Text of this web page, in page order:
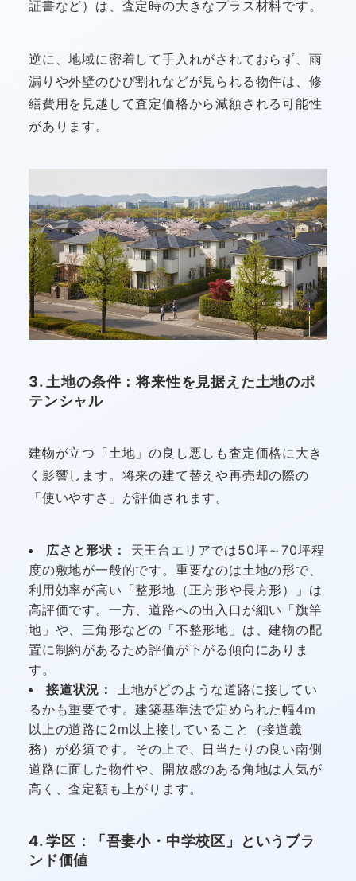
証書など）は、査定時の大きなプラス材料です。
逆に、地域に密着して手入れがされておらず、雨
漏りや外壁のひび割れなどが見られる物件は、修
繕費用を見越して査定価格から減額される可能性
があります。
3. 土地の条件：将来性を見据えた土地のポ
テンシャル
建物が立つ「土地」の良し悪しも査定価格に大き
く影響します。将来の建て替えや再売却の際の
「使いやすさ」が評価されます。
広さと形状：
天王台エリアでは50坪～70坪程
度の敷地が一般的です。重要なのは土地の形で、
利用効率が高い「整形地（正方形や長方形）」は
高評価です。一方、道路への出入口が細い「旗竿
地」や、三角形などの「不整形地」は、建物の配
置に制約があるため評価が下がる傾向にありま
す。
接道状況：
土地がどのような道路に接してい
るかも重要です。建築基準法で定められた幅4m
以上の道路に2m以上接していること（接道義
務）が必須です。その上で、日当たりの良い南側
道路に面した物件や、開放感のある角地は人気が
高く、査定額も上がります。
4. 学区：「吾妻小・中学校区」というブラ
ンド価値